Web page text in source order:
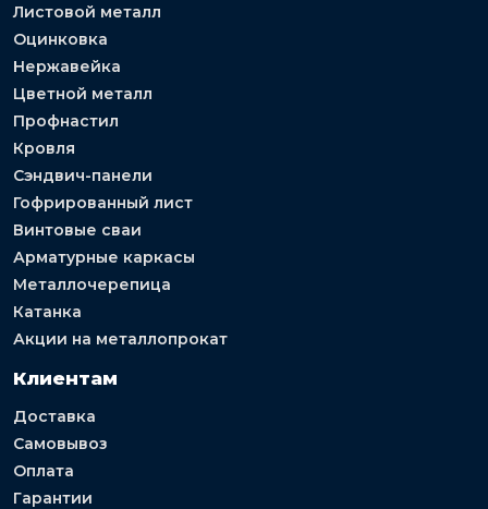
Листовой металл
Оцинковка
Нержавейка
Цветной металл
Профнастил
Кровля
Сэндвич-панели
Гофрированный лист
Винтовые сваи
Арматурные каркасы
Металлочерепица
Катанка
Акции на металлопрокат
Клиентам
Доставка
Самовывоз
Оплата
Гарантии